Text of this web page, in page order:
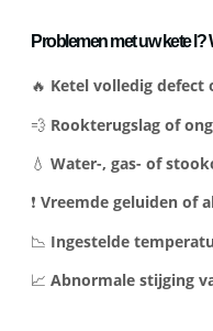
Problemen met uw kete l?
🔥 Ketel volledig
💨 Rookterugslag of
💧 Water-, gas- of
❗ Vreemde geluiden of
📉 Ingestelde
📈 Abnormale stijging